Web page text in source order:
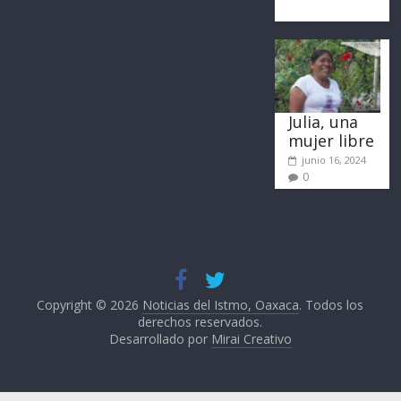
Julia, una
mujer libre
junio 16, 2024
0
Copyright © 2026 Noticias del Istmo, Oaxaca. Todos los
derechos reservados.
Desarrollado por Mirai Creativo